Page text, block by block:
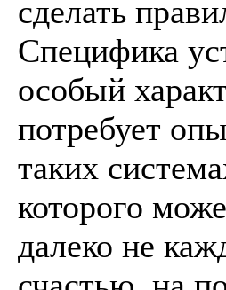
сделать
Специфика
особый
потребует
таких
которого
далеко не